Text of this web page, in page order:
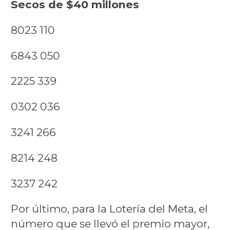
Secos de $40 millones
8023 110
6843 050
2225 339
0302 036
3241 266
8214 248
3237 242
Por último, para la Lotería del Meta, el
número que se llevó el premio mayor,